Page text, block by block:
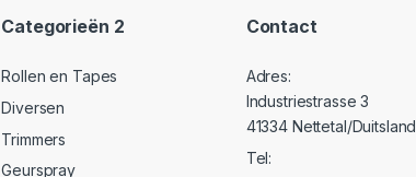
Categorieën 2
Rollen en Tapes
Diversen
Trimmers
Geurspray
Contact
Adres:
Industriestrasse 3
41334 Nettetal/Duitsland
Tel: